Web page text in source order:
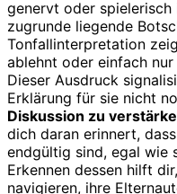
genervt oder
zugrunde liegende
Tonfallinterpretation
ablehnt oder einfach
Dieser Ausdruck
Erklärung für sie nicht
Diskussion zu
dich daran erinnert,
endgültig sind, egal wie
Erkennen dessen hilft
navigieren, ihre